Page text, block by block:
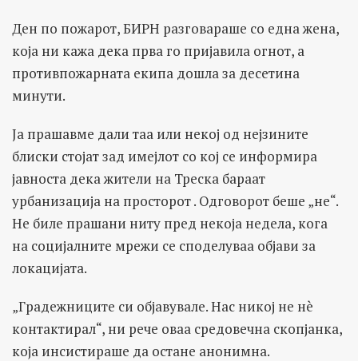
Ден по пожарот, БИРН разговараше со една жена,
која ни кажа дека прва го пријавила огнот, а
противпожарната екипа дошла за десетина
минути.
Ја прашавме дали таа или некој од нејзините
блиски стојат зад имејлот со кој се информира
јавноста дека жители на Треска бараат
урбанизација на просторот . Одговорот беше „не“.
Не биле прашани ниту пред некоја недела, кога
на социјалните мрежи се споделуваа објави за
локацијата.
„Градежниците си објавувале. Нас никој не нè
контактирал“, ни рече оваа средовечна скопјанка,
која инсистираше да остане анонимна.